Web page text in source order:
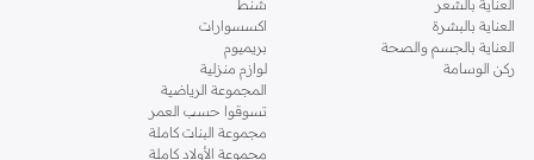
مظهرها الرائع ويدوم طويلاً. ابحثي عن تصاميم تناسب جمالياتك.
المواد
من الجلد الناعم والجلد الصناعي الفاخر للحقائب والأحزمة، إلى المعادن اللامعة والأحجار
المتلألئة للمجوهرات، والأقمشة الناعمة جيدة التهوية للأوشحة والقبعات. جودة يمكنك
العناية بالشعر
العناية بالبشرة
العناية بالجسم والصحة
ركن الوسامة
شنط
اكسسوارات
بريميوم
لوازم منزلية
المجموعة الرياضية
تسوقوا حسب العمر
مجموعة البنات كاملة
مجموعة الأولاد كاملة